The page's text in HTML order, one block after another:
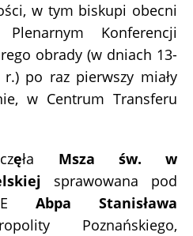
w tym biskupi obecni
Konferencji
obrady (w dniach 13-
po raz pierwszy miały
w Centrum Transferu
ęła Msza św. w
sprawowana pod
JE Abpa Stanisława
Poznańskiego,